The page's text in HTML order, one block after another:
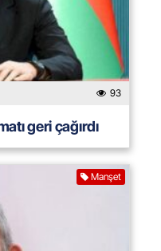
93
geri çağırdı
Manşet